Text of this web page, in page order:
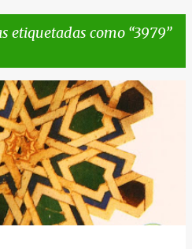
etiquetadas como 3979